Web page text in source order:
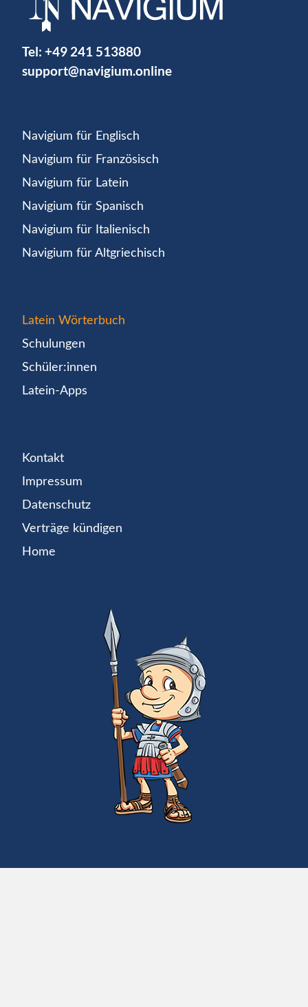
Tel: +49 241 513880
support@navigium.online
Navigium für Englisch
Navigium für Französisch
Navigium für Latein
Navigium für Spanisch
Navigium für Italienisch
Navigium für Altgriechisch
Latein Wörterbuch
Schulungen
Schüler:innen
Latein-Apps
Kontakt
Impressum
Datenschutz
Verträge kündigen
Home